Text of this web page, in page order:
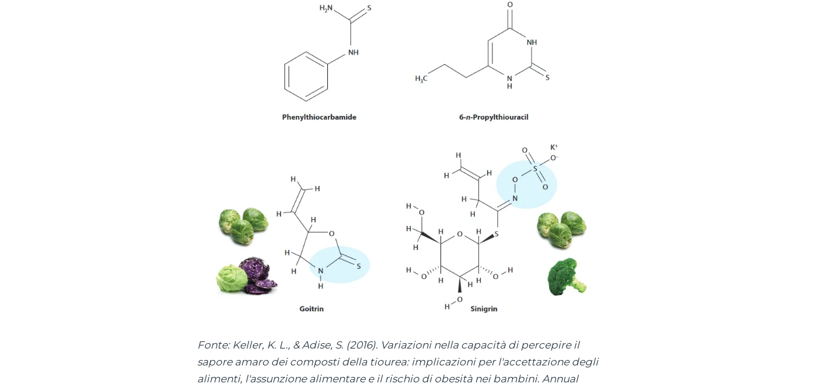
Fonte: Keller, K. L., & Adise, S. (2016). Variazioni nella capacità di percepire il
sapore amaro dei composti della tiourea: implicazioni per l'accettazione degli
alimenti, l'assunzione alimentare e il rischio di obesità nei bambini. Annual